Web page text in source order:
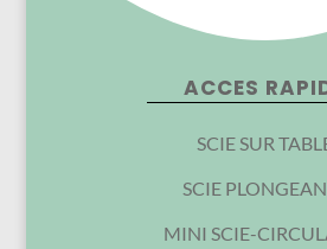
ACCES
SCIE SUR
SCIE
MINI SCIE-